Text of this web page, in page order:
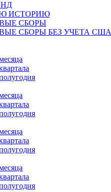
ИСТОРИЮ
СБОРЫ
СБОРЫ БЕЗ УЧЕТА США